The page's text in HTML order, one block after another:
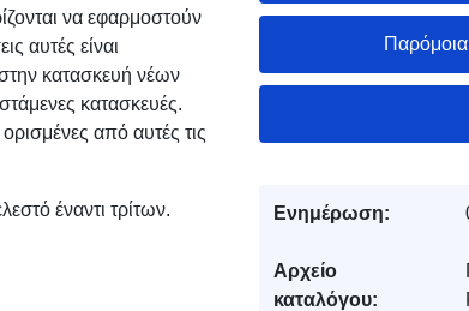
να εφαρμοστούν
αυτές είναι
κατασκευή νέων
κατασκευές.
από αυτές τις
έναντι τρίτων. Ενημέρωση:
Αρχείο
καταλόγου: